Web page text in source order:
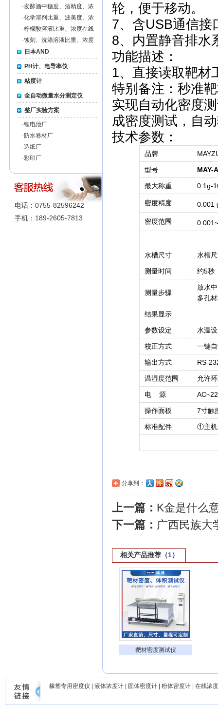
线监测仪
·发酵酒中糖度、酒精度、浓
度在线监测仪
·化学溶剂比重、波美度、浓
度在线监测仪
·柠檬酸溶液比重、浓度在线
监测仪
·蚀刻、洗涤溶液比重、浓度
在线监测仪
日本AND
PH计、电导率仪
粘度计
全自动微量水分测定仪
整厂实验方案
·锂电池厂
·防水卷材厂
·造纸厂
·彩印厂
电话：0755-82596242
手机：189-2605-7813
轮，便于移动。
7、含USB通信接
8、内置静音排水
功能描述：
1、直接读取靶材
特别备注：秒准
实现自动化密度
成密度测试，自
技术参数：
品牌
型号 MAY-
最大称重 0.1g-
密度精度 0.001
密度范围
水槽尺寸 水槽
测量时间 约5秒
测量步骤
放水
多孔
结果显示
参数设定 水温
校正方式 一键
输出方式 RS-
温湿度范围 允许
电 源
操作面板 7寸触
标准配件 ①主机
分享到：
上一篇： K金是什么
下一篇： 广西民族大
相关产品推荐（1）
靶材密度测试仪
橡塑专用密度仪 液体浓度计 固体密度计 粉体密度计 在线浓